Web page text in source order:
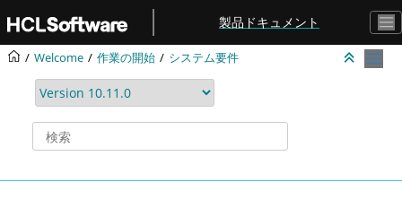
メインコンテンツにジャンプ
製品ドキュメント
Welcome 作業の開始 システム要件